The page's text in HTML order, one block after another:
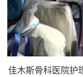
佳木斯骨科医院护